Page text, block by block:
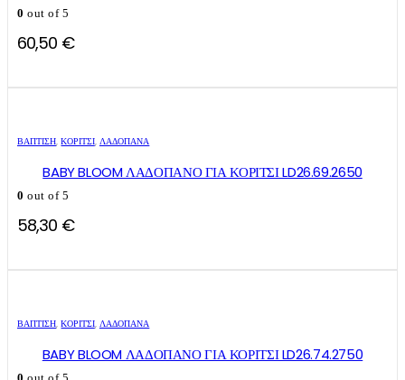
0 out of 5
60,50 €
ΒΑΠΤΙΣΗ,ΚΟΡΊΤΣΙ, ΛΑΔΌΠΑΝΑ
BABY BLOOM ΛΑΔΟΠΑΝΟ ΓΙΑ ΚΟΡΙΤΣΙ LD26.69.2650
0 out of 5
58,30 €
ΒΑΠΤΙΣΗ,ΚΟΡΊΤΣΙ, ΛΑΔΌΠΑΝΑ
BABY BLOOM ΛΑΔΟΠΑΝΟ ΓΙΑ ΚΟΡΙΤΣΙ LD26.74.2750